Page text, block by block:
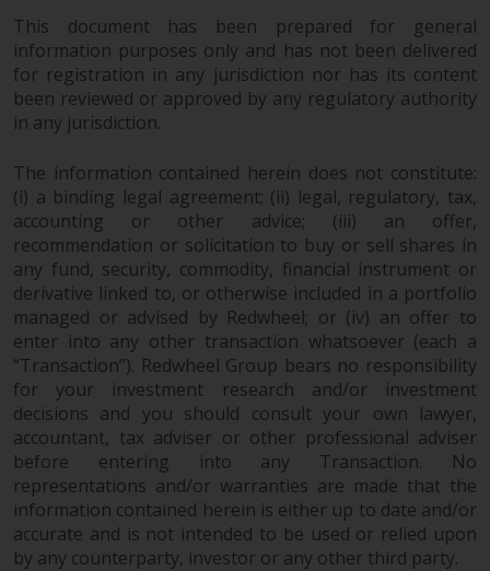
Diese Website ist weder ein
Angebot zum Verkauf noch eine
Aufforderung zur Beteiligung an
Fonds, die über Redwheel
angeboten werden.
Zu den Fonds im US-Bereich der
Website gehören Produkte, die
gemäß dem Investment Company
Act von 1940 („40 Act Funds“)
registriert sind. Die 40 Act Funds
akzeptieren im Allgemeinen keine
Anlagen von Nicht-US-Personen.
Nicht-US-Personen kann es
gestattet werden in einen 40-Act-
Fonds zu investieren,
vorbehaltlich der Erfüllung einer
erhöhten Sorgfaltspflicht.
This document has been prepared for general
information purposes only and has not been delivered
for registration in any jurisdiction nor has its content
been reviewed or approved by any regulatory authority
in any jurisdiction.
The information contained herein does not constitute:
(i) a binding legal agreement; (ii) legal, regulatory, tax,
accounting or other advice; (iii) an offer,
recommendation or solicitation to buy or sell shares in
any fund, security, commodity, financial instrument or
derivative linked to, or otherwise included in a portfolio
managed or advised by Redwheel; or (iv) an offer to
enter into any other transaction whatsoever (each a
“Transaction”). Redwheel Group bears no responsibility
for your investment research and/or investment
decisions and you should consult your own lawyer,
accountant, tax adviser or other professional adviser
before entering into any Transaction. No
representations and/or warranties are made that the
information contained herein is either up to date and/or
accurate and is not intended to be used or relied upon
by any counterparty, investor or any other third party.